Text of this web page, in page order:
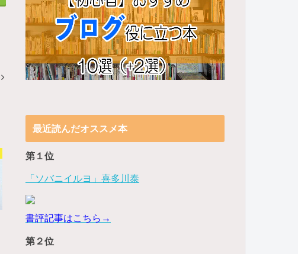
最近読んだオススメ本
第１位
「ソバニイルヨ」喜多川泰
書評記事はこちら→
第２位